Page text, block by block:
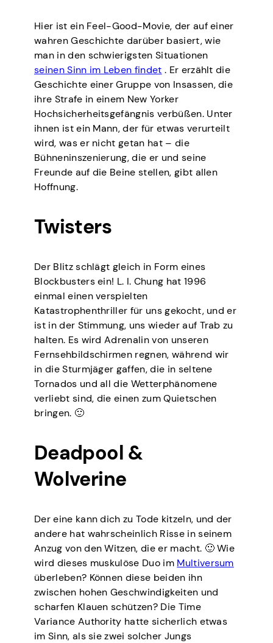
Hier ist ein Feel-Good-Movie, der auf einer
wahren Geschichte darüber basiert, wie
man in den schwierigsten Situationen
seinen Sinn im Leben findet . Er erzählt die
Geschichte einer Gruppe von Insassen, die
ihre Strafe in einem New Yorker
Hochsicherheitsgefängnis verbüßen. Unter
ihnen ist ein Mann, der für etwas verurteilt
wird, was er nicht getan hat – die
Bühneninszenierung, die er und seine
Freunde auf die Beine stellen, gibt allen
Hoffnung.
Twisters
Der Blitz schlägt gleich in Form eines
Blockbusters ein! L. I. Chung hat 1996
einmal einen verspielten
Katastrophenthriller für uns gekocht, und er
ist in der Stimmung, uns wieder auf Trab zu
halten. Es wird Adrenalin von unseren
Fernsehbildschirmen regnen, während wir
in die Sturmjäger gaffen, die in seltene
Tornados und all die Wetterphänomene
verliebt sind, die einen zum Quietschen
bringen. 🙂
Deadpool &
Wolverine
Der eine kann dich zu Tode kitzeln, und der
andere hat wahrscheinlich Risse in seinem
Anzug von den Witzen, die er macht. 🙂 Wie
wird dieses muskulöse Duo im Multiversum
überleben? Können diese beiden ihn
zwischen hohen Geschwindigkeiten und
scharfen Klauen schützen? Die Time
Variance Authority hatte sicherlich etwas
im Sinn, als sie zwei solcher Jungs